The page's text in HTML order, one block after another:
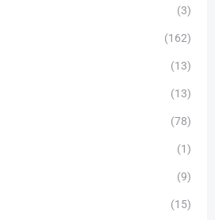
(3)
(162)
(13)
(13)
(78)
(1)
(9)
(15)